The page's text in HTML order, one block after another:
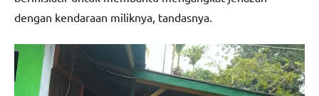
dengan kendaraan miliknya, tandasnya.